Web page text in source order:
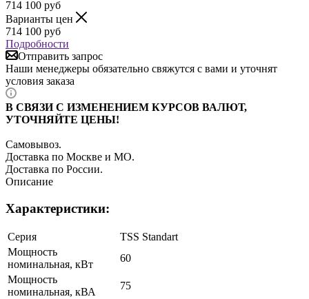
714 100 руб
Варианты цен
714 100 руб
Подробности
Отправить запрос
Наши менеджеры обязательно свяжутся с вами и уточнят
условия заказа
В СВЯЗИ С ИЗМЕНЕНИЕМ КУРСОВ ВАЛЮТ,
УТОЧНЯЙТЕ ЦЕНЫ!
Самовывоз.
Доставка по Москве и МО.
Доставка по России.
Описание
Характеристики:
Серия
TSS Standart
Мощность
номинальная, кВт
60
Мощность
номинальная, кВА
75